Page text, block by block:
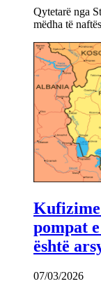
Qytetarë nga
mëdha të
pompat
është
07/03/2026